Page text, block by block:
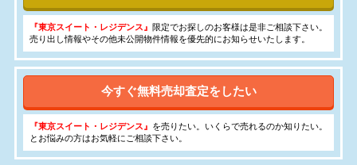
『東京スイート・レジデンス』 限定でお探しのお客様は是非ご相談下さい。
売り出し情報やその他未公開物件情報を優先的にお知らせいたします。
今すぐ無料売却査定をしたい
『東京スイート・レジデンス』 を売りたい。いくらで売れるのか知りたい。
とお悩みの方はお気軽にご相談下さい。